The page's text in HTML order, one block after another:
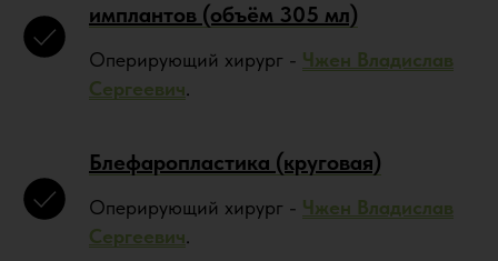
имплантов (объём 305 мл)
Оперирующий хирург - Чжен Владислав
Сергеевич.
Блефаропластика (круговая)
Оперирующий хирург - Чжен Владислав
Сергеевич.